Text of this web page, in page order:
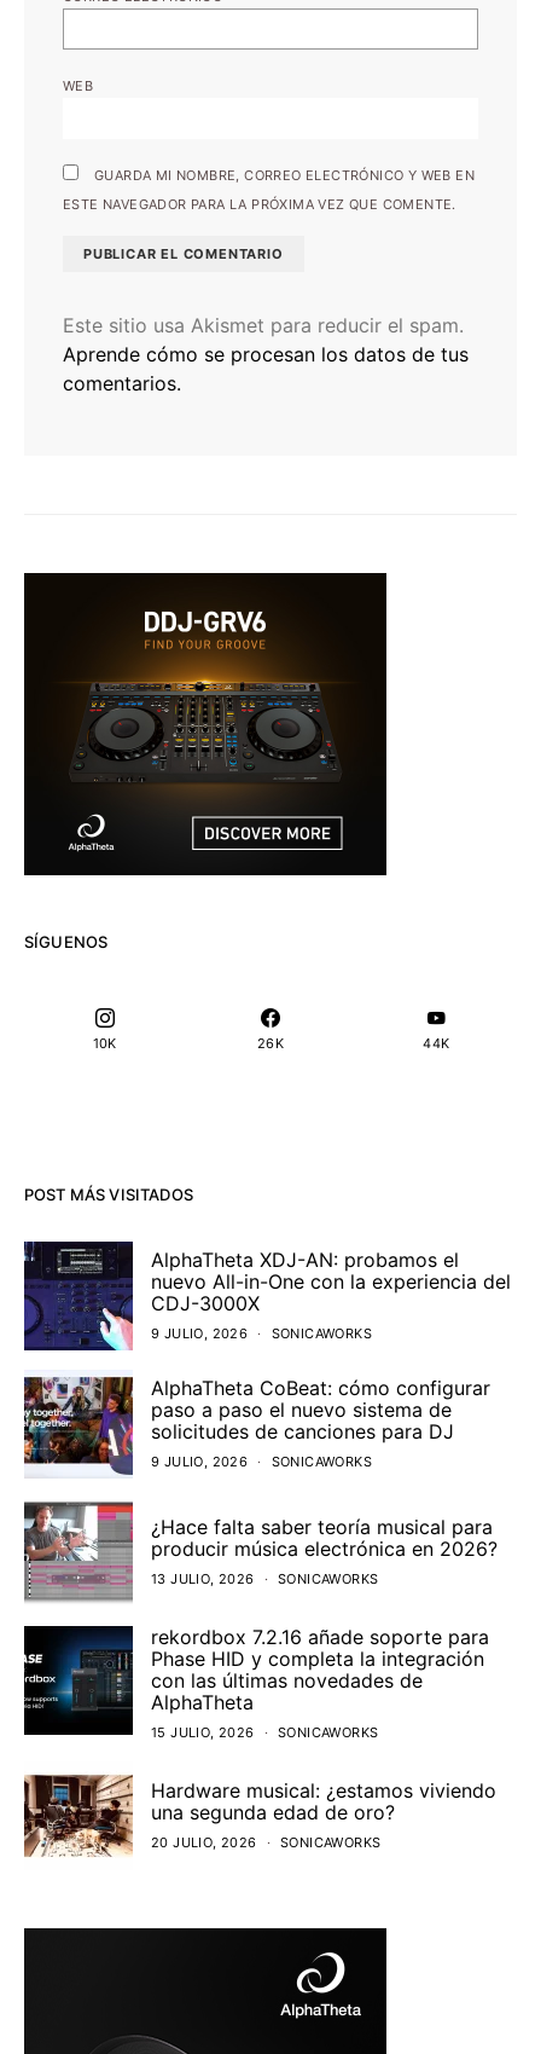
WEB
GUARDA MI NOMBRE, CORREO ELECTRÓNICO Y WEB EN
ESTE NAVEGADOR PARA LA PRÓXIMA VEZ QUE COMENTE.
Este sitio usa Akismet para reducir el spam.
Aprende cómo se procesan los datos de tus
comentarios.
SÍGUENOS
10K 26K 44K
POST MÁS VISITADOS
AlphaTheta XDJ-AN: probamos el
nuevo All-in-One con la experiencia del
CDJ-3000X
9 JULIO, 2026 SONICAWORKS
AlphaTheta CoBeat: cómo configurar
paso a paso el nuevo sistema de
solicitudes de canciones para DJ
9 JULIO, 2026 SONICAWORKS
¿Hace falta saber teoría musical para
producir música electrónica en 2026?
13 JULIO, 2026 SONICAWORKS
rekordbox 7.2.16 añade soporte para
Phase HID y completa la integración
con las últimas novedades de
AlphaTheta
15 JULIO, 2026 SONICAWORKS
Hardware musical: ¿estamos viviendo
una segunda edad de oro?
20 JULIO, 2026 SONICAWORKS